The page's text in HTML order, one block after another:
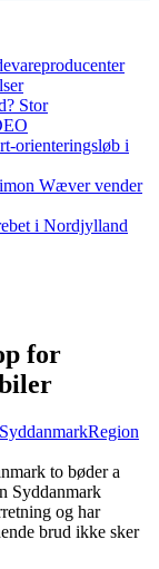
Stor
orienteringsløb i
Wæver vender
i Nordjylland
for
Region
to bøder a
Syddanmark
og har
brud ikke sker